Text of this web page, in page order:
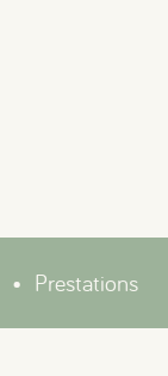
• Prestations